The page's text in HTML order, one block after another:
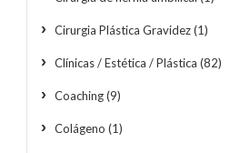
Cirurgia Plástica Gravidez(1)
Clínicas / Estética / Plástica (82)
Coaching(9)
Colágeno (1)